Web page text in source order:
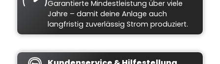
Garantierte Mindestleistung über viele
Jahre – damit deine Anlage auch
langfristig zuverlässig Strom produziert.